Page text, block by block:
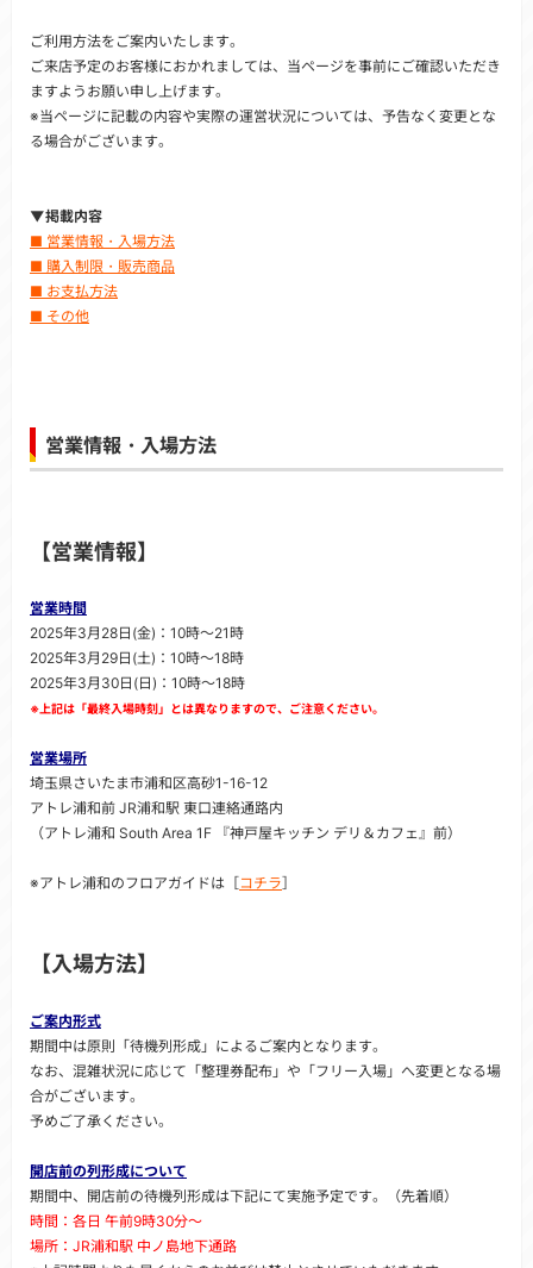
ご利用方法をご案内いたします。
ご来店予定のお客様におかれましては、当ページを事前にご確認いただき
ますようお願い申し上げます。
※当ページに記載の内容や実際の運営状況については、予告なく変更とな
る場合がございます。
▼掲載内容
■ 営業情報・入場方法
■ 購入制限・販売商品
■ お支払方法
■ その他
営業情報・入場方法
【営業情報】
営業時間
2025年3月28日(金)：10時～21時
2025年3月29日(土)：10時～18時
2025年3月30日(日)：10時～18時
※上記は「最終入場時刻」とは異なりますので、ご注意ください。
営業場所
埼玉県さいたま市浦和区高砂1-16-12
アトレ浦和前 JR浦和駅 東口連絡通路内
（アトレ浦和 South Area 1F 『神戸屋キッチン デリ＆カフェ』前）
※アトレ浦和のフロアガイドは［コチラ］
【入場方法】
ご案内形式
期間中は原則「待機列形成」によるご案内となります。
なお、混雑状況に応じて「整理券配布」や「フリー入場」へ変更となる場
合がございます。
予めご了承ください。
開店前の列形成について
期間中、開店前の待機列形成は下記にて実施予定です。（先着順）
時間：各日 午前9時30分～
場所：JR浦和駅 中ノ島地下通路